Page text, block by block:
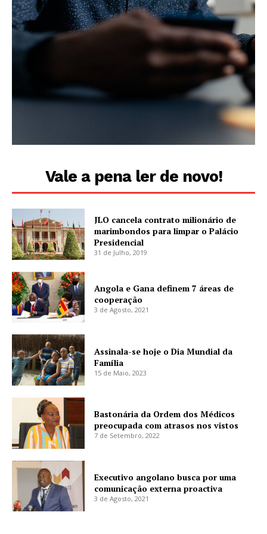
Vale a pena ler de novo!
JLO cancela contrato milionário de
marimbondos para limpar o Palácio
Presidencial
31 de Julho, 2019
Angola e Gana definem 7 áreas de
cooperação
3 de Agosto, 2021
Assinala-se hoje o Dia Mundial da
Família
15 de Maio, 2023
Bastonária da Ordem dos Médicos
preocupada com atrasos nos vistos
7 de Setembro, 2022
Executivo angolano busca por uma
comunicação externa proactiva
3 de Agosto, 2021